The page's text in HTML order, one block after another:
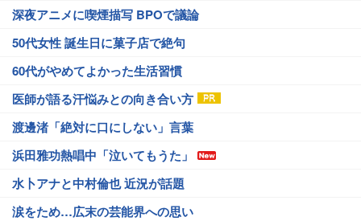
深夜アニメに喫煙描写 BPOで議論
50代女性 誕生日に菓子店で絶句
60代がやめてよかった生活習慣
医師が語る汗悩みとの向き合い方
渡邊渚「絶対に口にしない」言葉
浜田雅功熱唱中「泣いてもうた」
水卜アナと中村倫也 近況が話題
涙をため…広末の芸能界への思い